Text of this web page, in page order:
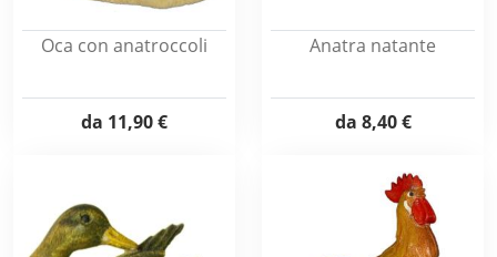
Oca con anatroccoli
da 11,90 €
Anatra natante
da 8,40 €